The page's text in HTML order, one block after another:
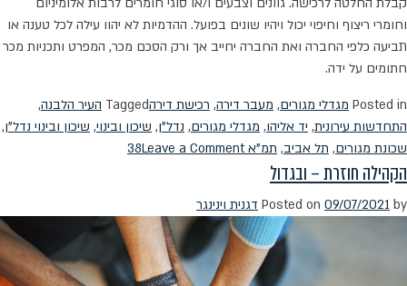
וחומרי ריצוף וחיפוי יכול ויהיו שונים בפועל. ההדמיות לא יהוו עילה לכל טענה או
תביעה כלפי החברה ואת החברה יחייב אך ורק הסכם מכר, המפרט ותכניות מכר
חתומים על ידה.
Posted in מגדלי מגורים, מעבר דירה, רכישת דירהTagged העיר הלבנה,
התחדשות עירונית, יד אליהו, מגדלי מגורים, נדל"ן, שיכון ובינוי, שיכון ובינוי נדל"ן,
שכונת מגורים, תל אביב, תמ"א 38Leave a Comment
on
מתחדשת
הקהילה חוזרת – ובגדול
Posted on 09/07/2021 by דגנית וינינגר